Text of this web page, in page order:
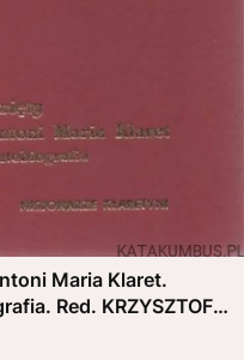
Maria Klaret.
Red. KRZYSZTOF